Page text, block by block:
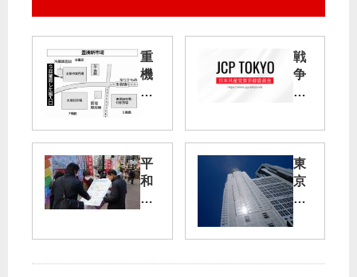
重
機
搬
口
あ
っ
た
か
戦
争
法
止
、
憲
法
守
ろ
産
平
和
と
ダ
東
京
五
輪
の